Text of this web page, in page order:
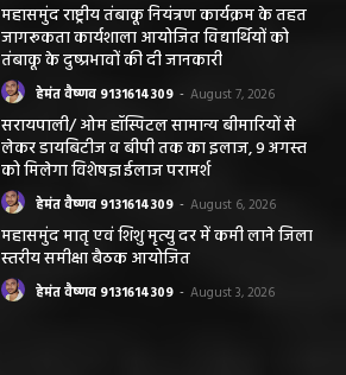
महासमुंद राष्ट्रीय तंबाकू नियंत्रण कार्यक्रम के तहत
जागरूकता कार्यशाला आयोजित विद्यार्थियों को
तंबाकू के दुष्प्रभावों की दी जानकारी
हेमंत वैष्णव 9131614309 - August 7, 2026
सरायपाली/ ओम हॉस्पिटल सामान्य बीमारियों से
लेकर डायबिटीज व बीपी तक का इलाज, 9 अगस्त
को मिलेगा विशेषज्ञ ईलाज परामर्श
हेमंत वैष्णव 9131614309 - August 6, 2026
महासमुंद मातृ एवं शिशु मृत्यु दर में कमी लाने जिला
स्तरीय समीक्षा बैठक आयोजित
हेमंत वैष्णव 9131614309 - August 3, 2026